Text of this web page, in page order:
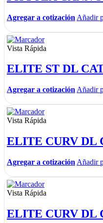
Agregar a cotización Añadir
Vista Rápida
ELITE ST DL
Agregar a cotización Añadir
Vista Rápida
ELITE CURV DL
Agregar a cotización Añadir
Vista Rápida
ELITE CURV DL